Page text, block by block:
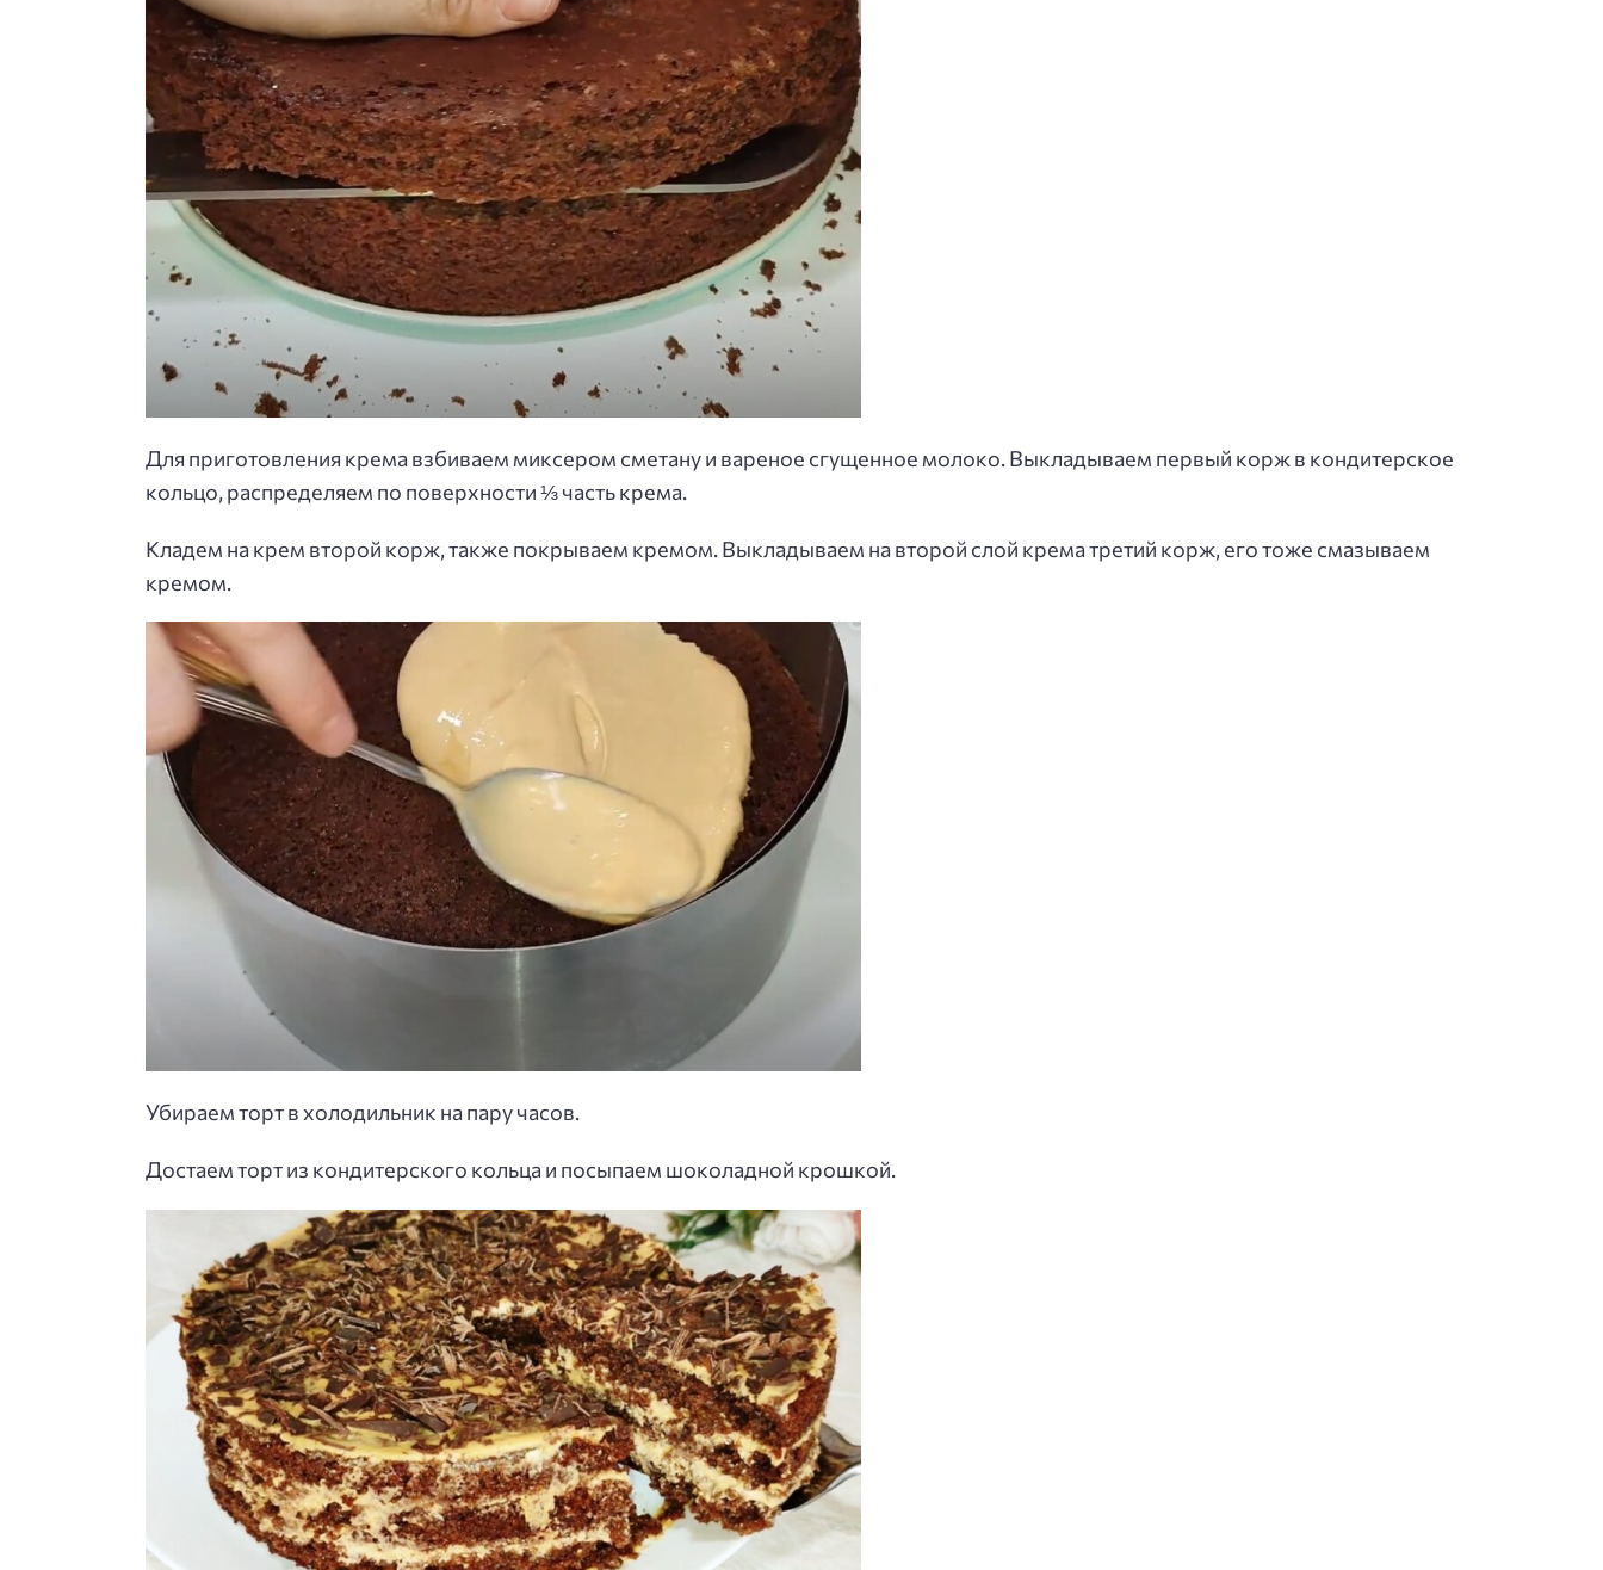
Для приготовления крема взбиваем миксером сметану и вареное сгущенное молоко. Выкладываем первый корж в кондитерское
кольцо, распределяем по поверхности ⅓ часть крема.
Кладем на крем второй корж, также покрываем кремом. Выкладываем на второй слой крема третий корж, его тоже смазываем
кремом.
Убираем торт в холодильник на пару часов.
Достаем торт из кондитерского кольца и посыпаем шоколадной крошкой.